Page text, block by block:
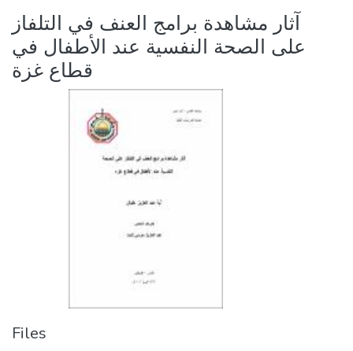
آثار مشاهدة برامج العنف في التلفاز
على الصحة النفسية عند الأطفال في
قطاع غزة
Files